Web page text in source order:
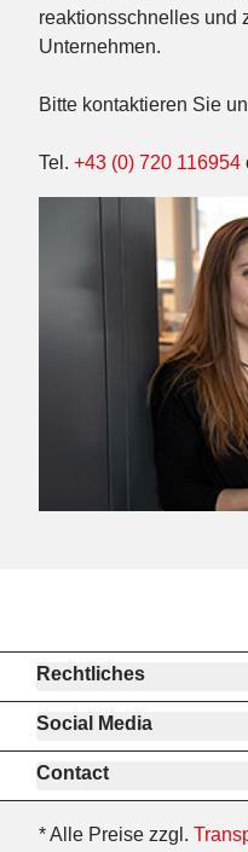
reaktionsschnelles und
Unternehmen.
Bitte kontaktieren Sie
Tel. +43 (0) 720 116954
Rechtliches
Social Media
Contact
* Alle Preise zzgl.